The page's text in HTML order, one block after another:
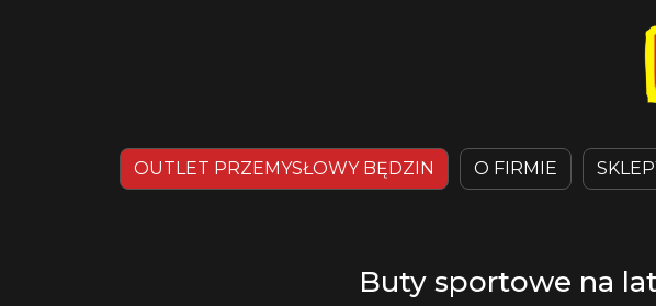
OUTLET PRZEMYSŁOWY BĘDZIN O FIRMIE
Buty sportowe na